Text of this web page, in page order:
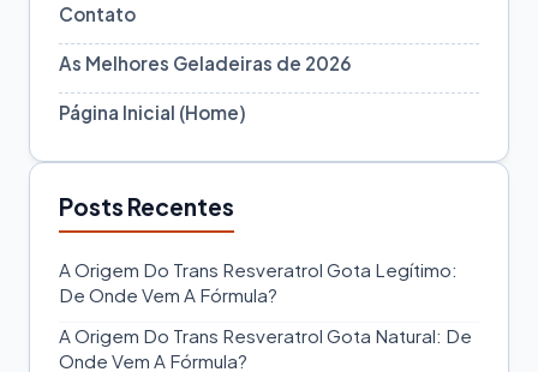
Contato
As Melhores Geladeiras de 2026
Página Inicial (Home)
Posts Recentes
A Origem Do Trans Resveratrol Gota Legítimo:
De Onde Vem A Fórmula?
A Origem Do Trans Resveratrol Gota Natural: De
Onde Vem A Fórmula?